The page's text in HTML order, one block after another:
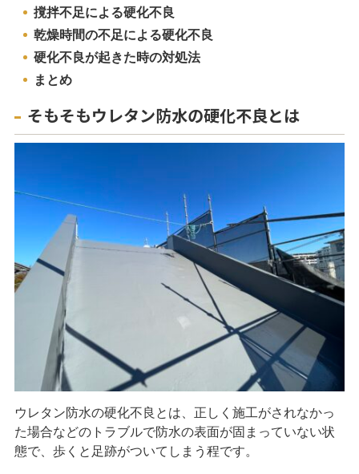
撹拌不足による硬化不良
乾燥時間の不足による硬化不良
硬化不良が起きた時の対処法
まとめ
そもそもウレタン防水の硬化不良とは
ウレタン防水の硬化不良とは、正しく施工がされなかっ
た場合などのトラブルで防水の表面が固まっていない状
態で、歩くと足跡がついてしまう程です。